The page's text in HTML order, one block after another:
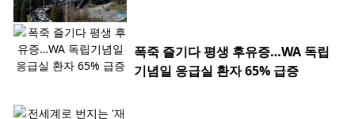
폭죽 즐기다 평생 후유증…WA 독립
기념일 응급실 환자 65% 급증